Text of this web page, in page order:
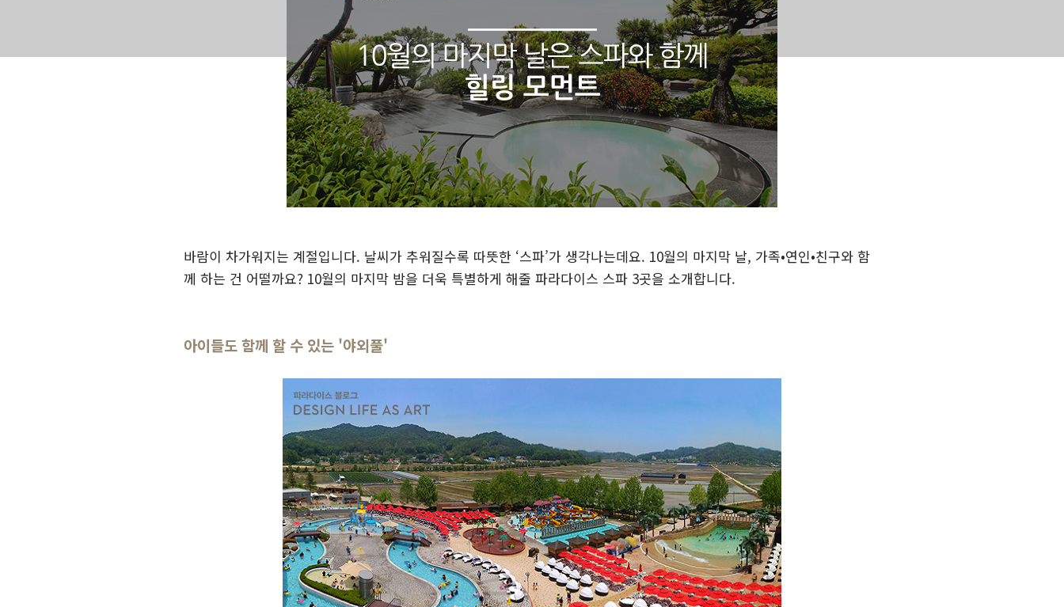
바람이 차가워지는 계절입니다. 날씨가 추워질수록 따뜻한 ‘스파’가 생각나는데요. 10월의 마지막 날, 가족•연인•친구와 함
께 하는 건 어떨까요? 10월의 마지막 밤을 더욱 특별하게 해줄 파라다이스 스파 3곳을 소개합니다.
아이들도 함께 할 수 있는 '야외풀'